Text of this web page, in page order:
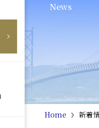
News
Home 新着